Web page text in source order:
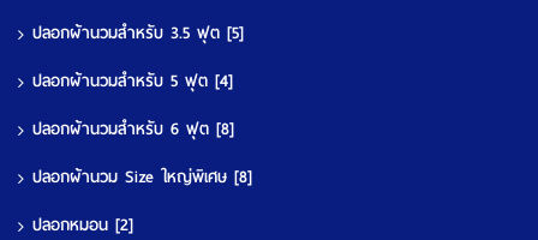
ปลอกผ้านวมสำหรับ 3.5 ฟุต [5]
ปลอกผ้านวมสำหรับ 5 ฟุต [4]
ปลอกผ้านวมสำหรับ 6 ฟุต [8]
ปลอกผ้านวม Size ใหญ่พิเศษ [8]
ปลอกหมอน [2]